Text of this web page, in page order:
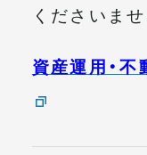
くださいませ
資産運用・